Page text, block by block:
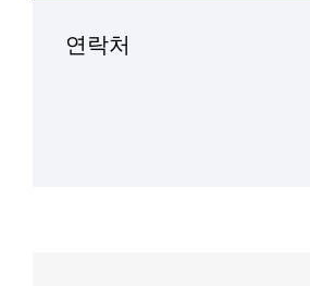
연락처